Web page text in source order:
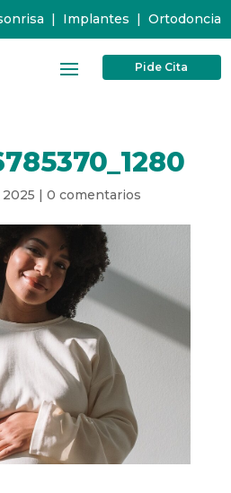
| Implantes | Ortodoncia
Pide Cita
2025 | 0 comentarios